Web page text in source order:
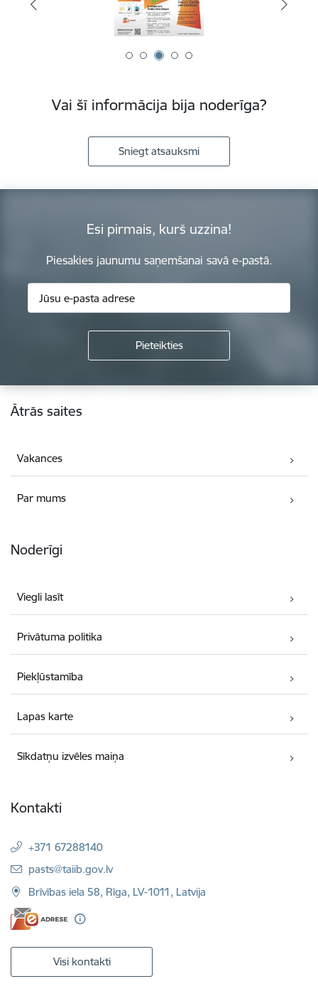
Vai šī informācija bija noderīga?
Sniegt atsauksmi
Esi pirmais, kurš uzzina!
Piesakies jaunumu saņemšanai savā e-pastā.
Kājene
Ātrās saites
Vakances
Par mums
Noderīgi
Viegli lasīt
Privātuma politika
Piekļūstamība
Lapas karte
Sīkdatņu izvēles maiņa
Kontakti
+371 67288140
E-pasts:
pasts@taiib.gov.lv
Brīvības iela 58, Rīga, LV-1011, Latvija
Visi kontakti